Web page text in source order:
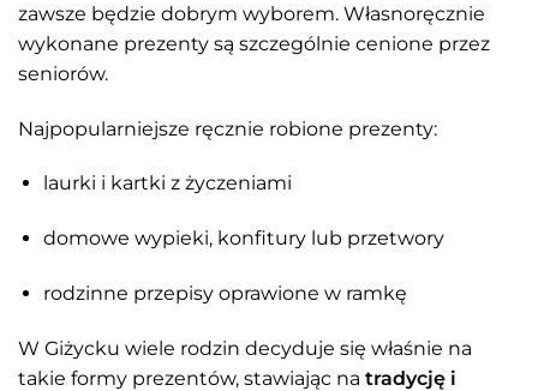
zawsze będzie dobrym wyborem. Własnoręcznie
wykonane prezenty są szczególnie cenione przez
seniorów.
Najpopularniejsze ręcznie robione prezenty:
laurki i kartki z życzeniami
domowe wypieki, konfitury lub przetwory
rodzinne przepisy oprawione w ramkę
W Giżycku wiele rodzin decyduje się właśnie na
takie formy prezentów, stawiając na tradycję i